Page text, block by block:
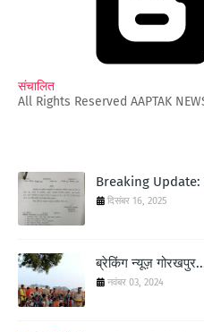
संचालित
All Rights Reserved AAPTAK
Breaking
दिसंबर 16, 2025
ब्रेकिंग न्यूज़
नवंबर 03, 2024